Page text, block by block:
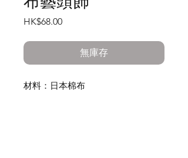
HK$68.00價
無庫存
材料：日本棉布